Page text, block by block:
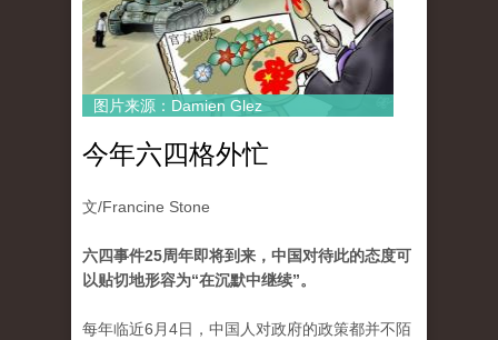
图片来源：Damien Glez
今年六四格外忙
文/Francine Stone
六四事件25周年即将到来，中国对待此的态度可
以贴切地形容为“在沉默中继续”。
每年临近6月4日，中国人对政府的政策都并不陌